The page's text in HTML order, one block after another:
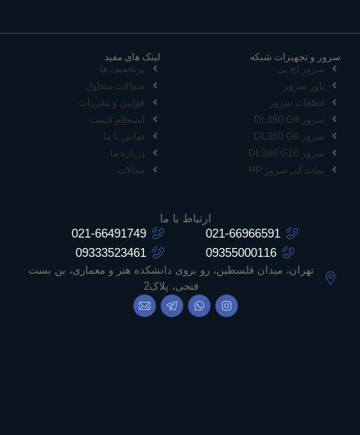
سرور و تجهیزات شبکه
سرور اچ پی
پاور سرور
قطعات سرور
سرور DL380 G9
سرور DL360 G9
سرور DL380 G10
نمایندگی سرور HP
لینک های مفید
پرتخفیف ها
سوالات متداول
قوانین و مقررات
استعلام قیمت
تماس با ما
درباره ما
مقالات
ارتباط با ما
021-66966591
021-66491749
09355000116
09333523461
تهران، میدان فلسطین، رو بروی دانشکده هنر و معماری، بن بست
فتحی، پلاک2